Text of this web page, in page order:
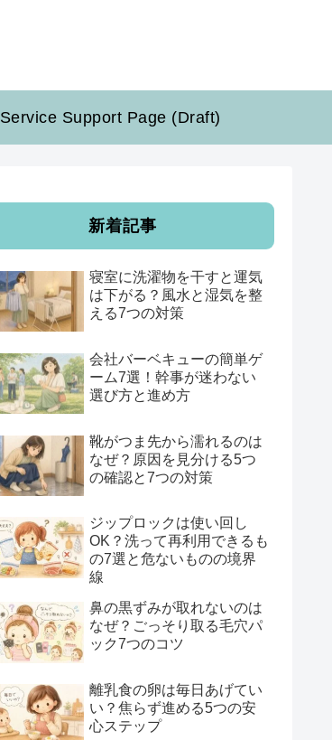
Service Support Page (Draft)
新着記事
寝室に洗濯物を干すと運気
は下がる？風水と湿気を整
える7つの対策
会社バーベキューの簡単ゲ
ーム7選！幹事が迷わない
選び方と進め方
靴がつま先から濡れるのは
なぜ？原因を見分ける5つ
の確認と7つの対策
ジップロックは使い回し
OK？洗って再利用できるも
の7選と危ないものの境界
線
鼻の黒ずみが取れないのは
なぜ？ごっそり取る毛穴パ
ック7つのコツ
離乳食の卵は毎日あげてい
い？焦らず進める5つの安
心ステップ